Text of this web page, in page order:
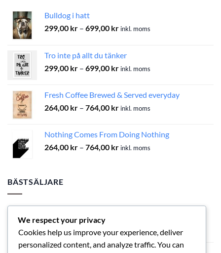
Bulldog i hatt
299,00 kr – 699,00 krPrisintervall:
699,00 kr
inkl. moms
Tro inte på allt du tänker
299,00 kr – 699,00 krPrisintervall:
699,00 kr
inkl. moms
Fresh Coffee Brewed & Served everyday
264,00 kr – 764,00 krPrisintervall:
764,00 kr
inkl. moms
Nothing Comes From Doing Nothing
264,00 kr – 764,00 krPrisintervall:
inkl. moms
BÄSTSÄLJARE
299,00kr – 699,00
299,00 kr
till
We respect your privacy
Cookies help us improve your experience, deliver
personalized content, and analyze traffic. You can